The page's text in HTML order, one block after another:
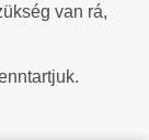
van rá,